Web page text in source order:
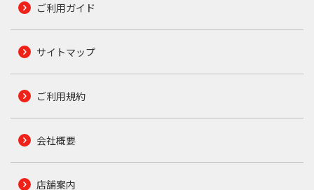
ご利用ガイド
サイトマップ
ご利用規約
会社概要
店舗案内